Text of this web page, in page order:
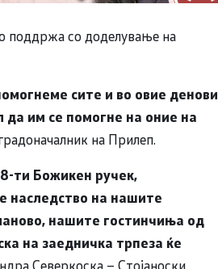
поддржа со доделување на
сите и во овие денови
да им се помогне на оние на
на Прилеп.
ти Божикен ручек,
наследство на нашите
нашите гостинчиња од
на заедничка трпеза ќе
Северкоска – Стојаноски,